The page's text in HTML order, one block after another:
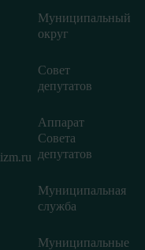
Муниципальный
округ
Совет
депутатов
Аппарат
Совета
депутатов
Муниципальная
служба
Муниципальные